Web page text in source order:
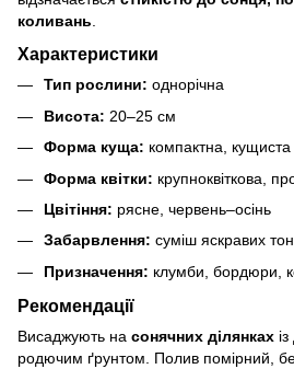
коливань
Характеристики
Тип рослини: однорічна
Висота: 20–25 см
Форма куща: компактна, кущиста
Форма квітки: крупноквіткова,
Цвітіння: рясне, червень–осінь
Забарвлення: суміш яскравих
Призначення: клумби, бордюри,
Рекомендації
Висаджують на сонячних ділянках
родючим ґрунтом. Полив помірний,